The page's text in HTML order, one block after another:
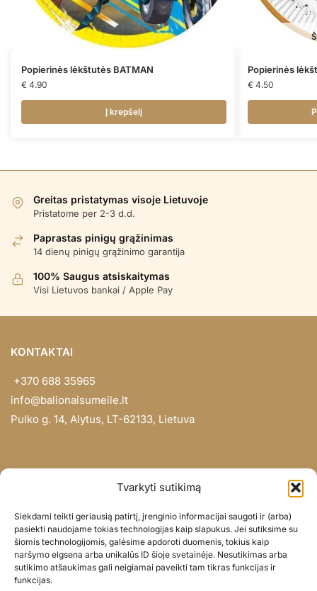
Tvarkyti sutikimą
Siekdami teikti geriausią patirtį, įrenginio informacijai saugoti ir (arba)
pasiekti naudojame tokias technologijas kaip slapukus. Jei sutiksime su
šiomis technologijomis, galėsime apdoroti duomenis, tokius kaip
naršymo elgsena arba unikalūs ID šioje svetainėje. Nesutikimas arba
sutikimo atšaukimas gali neigiamai paveikti tam tikras funkcijas ir
funkcijas.
Popierinės lėkštutės BATMAN
€ 4.90
Į krepšelį
Popierinės
€ 4.50
Greitas pristatymas visoje Lietuvoje
Pristatome per 2-3 d.d.
Paprastas pinigų grąžinimas
14 dienų pinigų grąžinimo garantija
100% Saugus atsiskaitymas
Visi Lietuvos bankai / Apple Pay
KONTAKTAI
+370 688 35965
info@balionaisumeile.lt
Pulko g. 14, Alytus, LT-62133, Lietuva
Didmena
Darbų portfolio
Privatumo politika
Parduotuvės politika